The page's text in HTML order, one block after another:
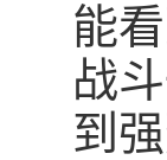
能
战
到